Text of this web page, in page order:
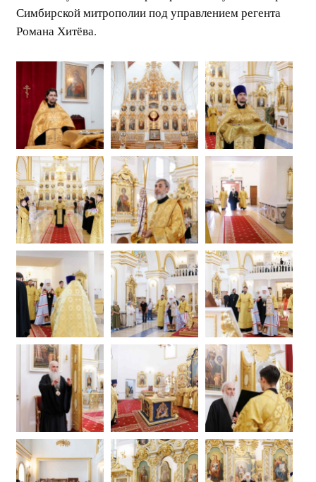
Симбирской митрополии под управлением регента
Романа Хитёва.